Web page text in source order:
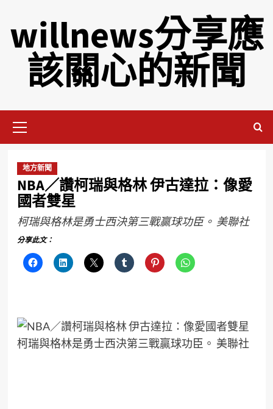
willnews分享應
該關心的新聞
地方新聞
NBA／讚柯瑞與格林 伊古達拉：像愛
國者雙星
柯瑞與格林是勇士西決第三戰贏球功臣。 美聯社
分享此文：
柯瑞與格林是勇士西決第三戰贏球功臣。 美聯社